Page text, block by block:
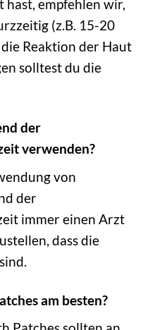
empfehlen wir,
(z.B. 15-20
Reaktion der Haut
solltest du die
der
verwenden?
von
der
immer einen Arzt
dass die
am besten?